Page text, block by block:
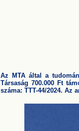
Az MTA által a
Társaság 700.000 Ft
száma: TTT-44/2024. Az